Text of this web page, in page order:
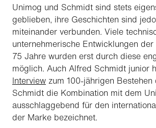
Unimog und Schmidt sind stets
geblieben, ihre Geschichten sind
miteinander verbunden. Viele
unternehmerische Entwicklungen
75 Jahre wurden erst durch diese
möglich. Auch Alfred Schmidt junior
Interview zum 100-jährigen
Schmidt die Kombination mit dem
ausschlaggebend für den
der Marke bezeichnet.